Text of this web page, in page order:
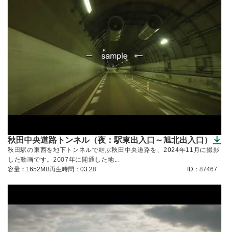
秋田中央道路トンネル（夜：駅東出入口～旭北出入口）
（ダウンロードできます）
秋田駅の東西を地下トンネルで結ぶ秋田中央道路を、2024年11月に撮影
した動画です。2007年に開通した地...
容量：1652MB再生時間：03:28 ID：87467